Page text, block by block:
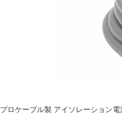
プロケーブル製 アイソレーション